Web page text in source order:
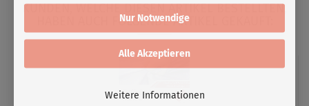
Alle Akzeptieren
Nur Notwendige
Weitere Informationen
KUNDEN, WELCHE DIESEN ARTIKEL BESTELLTEN,
HABEN AUCH FOLGENDE ARTIKEL GEKAUFT: